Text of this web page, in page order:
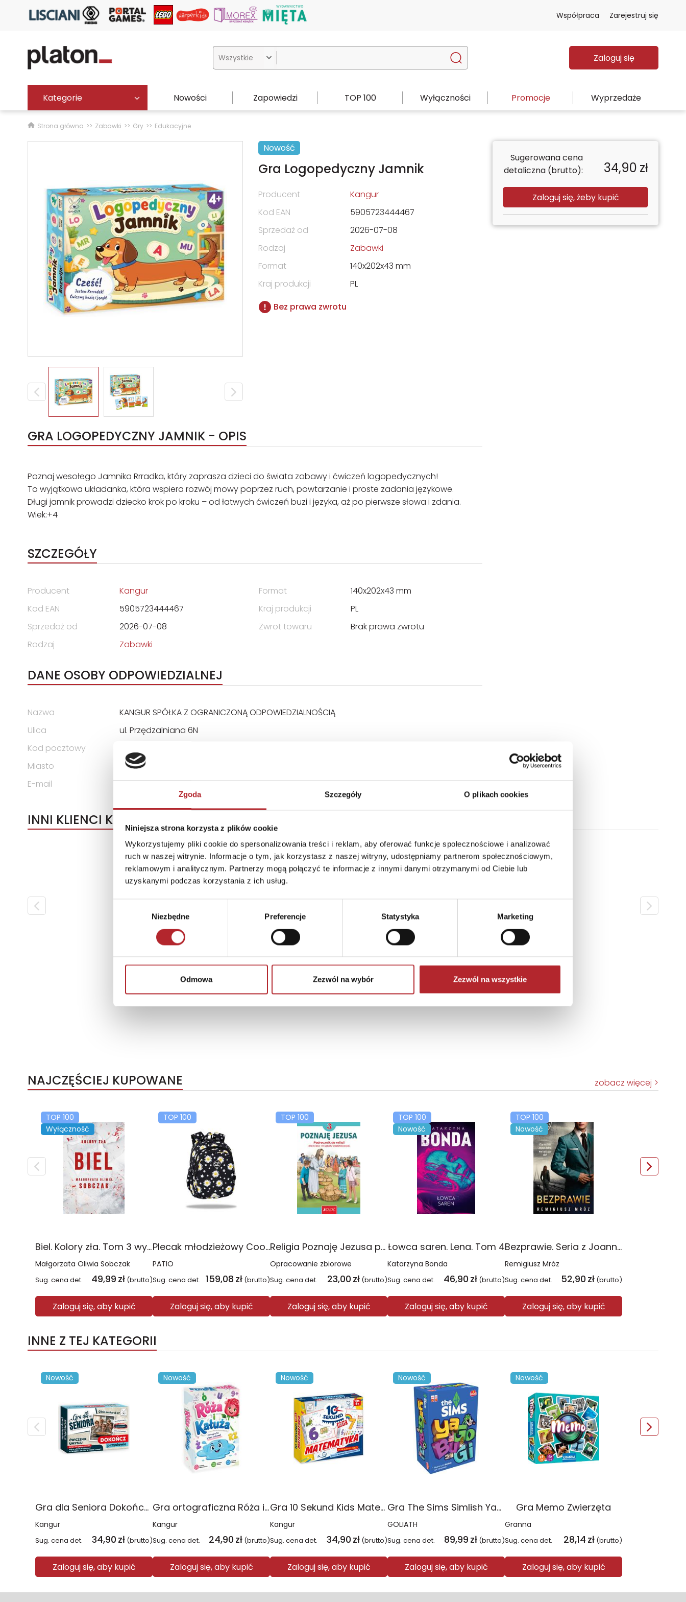
Zgoda Szczegóły O plikach cookies
Niniejsza strona korzysta z plików cookie
Wykorzystujemy pliki cookie do spersonalizowania treści i reklam, aby oferować funkcje społecznościowe i analizować
ruch w naszej witrynie. Informacje o tym, jak korzystasz z naszej witryny, udostępniamy partnerom społecznościowym,
reklamowym i analitycznym. Partnerzy mogą połączyć te informacje z innymi danymi otrzymanymi od Ciebie lub
uzyskanymi podczas korzystania z ich usług.
Niezbędne Preferencje Statystyka Marketing
Odmowa Zezwól na wybór Zezwól na wszystkie
Współpraca Zarejestruj się
 Zaloguj się
Kategorie Nowości Zapowiedzi TOP 100 Wyłączności Promocje Wyprzedaże
Strona główna Zabawki Gry Edukacyjne
Nowość
Gra Logopedyczny Jamnik
Producent
Kangur
Kod EAN
5905723444467
Sprzedaż od
2026-07-08
Rodzaj
Zabawki
Format
140x202x43 mm
Kraj produkcji
PL
Bez prawa zwrotu
GRA LOGOPEDYCZNY JAMNIK - OPIS
Poznaj wesołego Jamnika Rrradka, który zaprasza dzieci do świata zabawy i ćwiczeń logopedycznych!
To wyjątkowa układanka, która wspiera rozwój mowy poprzez ruch, powtarzanie i proste zadania językowe.
Długi jamnik prowadzi dziecko krok po kroku – od łatwych ćwiczeń buzi i języka, aż po pierwsze słowa i zdania.
Wiek:+4
SZCZEGÓŁY
Producent
Kangur
Kod EAN
5905723444467
Sprzedaż od
2026-07-08
Rodzaj
Zabawki
Format
140x202x43 mm
Kraj produkcji
PL
Zwrot towaru
Brak prawa zwrotu
DANE OSOBY ODPOWIEDZIALNEJ
Nazwa
KANGUR SPÓŁKA Z OGRANICZONĄ ODPOWIEDZIALNOŚCIĄ
Ulica
ul. Przędzalniana 6N
Kod pocztowy
Miasto
Białystok
E-mail
info@ekangur.pl
Sugerowana cena
detaliczna (brutto):
34,90 zł
Zaloguj się, żeby kupić
INNI KLIENCI KUPOWALI
NAJCZĘŚCIEJ KUPOWANE zobacz więcej
TOP 100
Wyłączność
Biel. Kolory zła. Tom 3 wyd. 2025
Małgorzata Oliwia Sobczak
Sug. cena det. 49,99 zł (brutto)
Zaloguj się, aby kupić
TOP 100
Plecak młodzieżowy Coolpack Jerry Daisy Black
PATIO
Sug. cena det. 159,08 zł (brutto)
Zaloguj się, aby kupić
TOP 100
Religia Poznaję Jezusa podręcznik dla klasy 3 szkoły podstawowej
Opracowanie zbiorowe
Sug. cena det. 23,00 zł (brutto)
Zaloguj się, aby kupić
TOP 100
Nowość
Łowca saren. Lena. Tom 4
Katarzyna Bonda
Sug. cena det. 46,90 zł (brutto)
Zaloguj się, aby kupić
TOP 100
Nowość
Bezprawie. Seria z Joanną Chyłką. Tom 20
Remigiusz Mróz
Sug. cena det. 52,90 zł (brutto)
Zaloguj się, aby kupić
INNE Z TEJ KATEGORII
Nowość
Gra dla Seniora Dokończ przysłowie
Kangur
Sug. cena det. 34,90 zł (brutto)
Zaloguj się, aby kupić
Nowość
Gra ortograficzna Róża i Kałóża
Kangur
Sug. cena det. 24,90 zł (brutto)
Zaloguj się, aby kupić
Nowość
Gra 10 Sekund Kids Matematyka
Kangur
Sug. cena det. 34,90 zł (brutto)
Zaloguj się, aby kupić
Nowość
Gra The Sims Simlish YaGoBuGi
GOLIATH
Sug. cena det. 89,99 zł (brutto)
Zaloguj się, aby kupić
Nowość
Gra Memo Zwierzęta
Granna
Sug. cena det. 28,14 zł (brutto)
Zaloguj się, aby kupić